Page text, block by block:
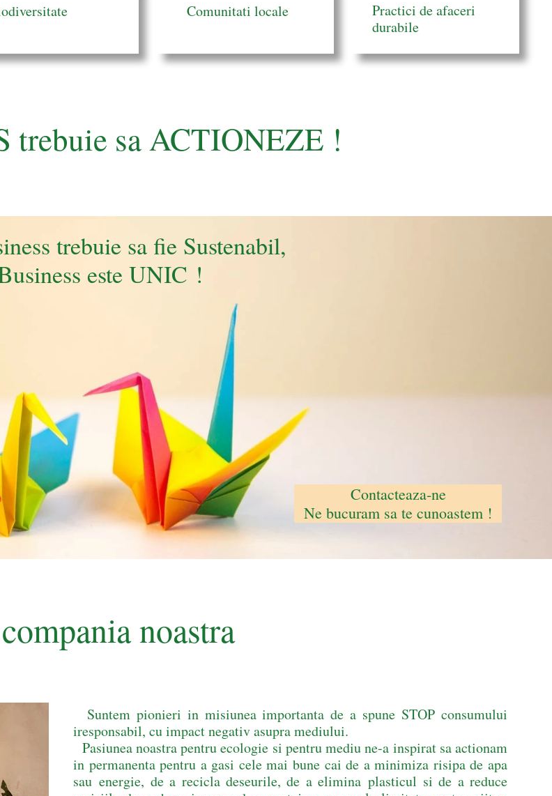
Practici de afaceri
durabile
Comunitati locale
trebuie sa ACTIONEZE !
Suntem pionieri in misiunea importanta de a spune STOP consumului
iresponsabil, cu impact negativ asupra mediului.
Pasiunea noastra pentru ecologie si pentru mediu ne-a inspirat sa actionam
in permanenta pentru a gasi cele mai bune cai de a minimiza risipa de apa
sau energie, de a recicla deseurile, de a elimina plasticul si de a reduce
Contacteaza-ne
Ne bucuram sa te cunoastem !
noastra
trebuie sa fie Sustenabil,
este UNIC !